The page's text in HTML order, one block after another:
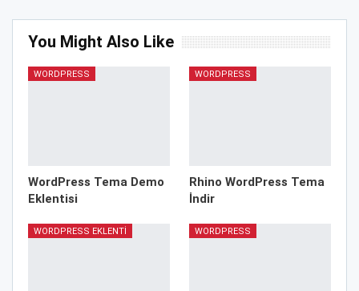
You Might Also Like
WORDPRESS
WordPress Tema Demo
Eklentisi
WORDPRESS
Rhino WordPress Tema
İndir
WORDPRESS EKLENTI WORDPRESS